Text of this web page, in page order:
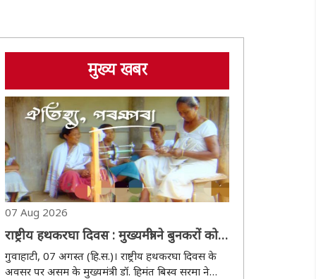
मुख्य खबर
07 Aug 2026
राष्ट्रीय हथकरघा दिवस : मुख्यमंत्री ने बुनकरों को
बताया असम की सांस्कृतिक विरासत का आधार
गुवाहाटी, 07 अगस्त (हि.स.)। राष्ट्रीय हथकरघा दिवस के
अवसर पर असम के मुख्यमंत्री डॉ. हिमंत बिस्व सरमा ने